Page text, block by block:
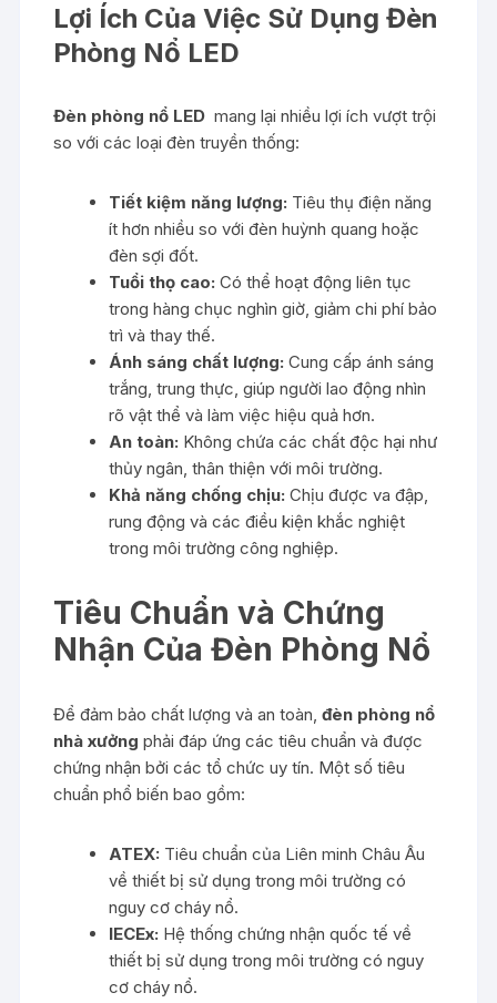
Lợi Ích Của Việc Sử Dụng Đèn
Phòng Nổ LED
Đèn phòng nổ LED mang lại nhiều lợi ích vượt trội
so với các loại đèn truyền thống:
Tiết kiệm năng lượng: Tiêu thụ điện năng
ít hơn nhiều so với đèn huỳnh quang hoặc
đèn sợi đốt.
Tuổi thọ cao: Có thể hoạt động liên tục
trong hàng chục nghìn giờ, giảm chi phí bảo
trì và thay thế.
Ánh sáng chất lượng: Cung cấp ánh sáng
trắng, trung thực, giúp người lao động nhìn
rõ vật thể và làm việc hiệu quả hơn.
An toàn: Không chứa các chất độc hại như
thủy ngân, thân thiện với môi trường.
Khả năng chống chịu: Chịu được va đập,
rung động và các điều kiện khắc nghiệt
trong môi trường công nghiệp.
Tiêu Chuẩn và Chứng
Nhận Của Đèn Phòng Nổ
Để đảm bảo chất lượng và an toàn,đèn phòng nổ
nhà xưởng phải đáp ứng các tiêu chuẩn và được
chứng nhận bởi các tổ chức uy tín. Một số tiêu
chuẩn phổ biến bao gồm:
ATEX: Tiêu chuẩn của Liên minh Châu Âu
về thiết bị sử dụng trong môi trường có
nguy cơ cháy nổ.
IECEx: Hệ thống chứng nhận quốc tế về
thiết bị sử dụng trong môi trường có nguy
cơ cháy nổ.